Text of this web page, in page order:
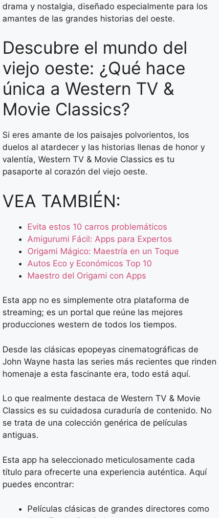
drama y nostalgia, diseñado especialmente para los
amantes de las grandes historias del oeste.
Descubre el mundo del
viejo oeste: ¿Qué hace
única a Western TV &
Movie Classics?
Si eres amante de los paisajes polvorientos, los
duelos al atardecer y las historias llenas de honor y
valentía, Western TV & Movie Classics es tu
pasaporte al corazón del viejo oeste.
VEA TAMBIÉN:
Evita estos 10 carros problemáticos
Amigurumi Fácil: Apps para Expertos
Origami Mágico: Maestría en un Toque
Autos Eco y Económicos Top 10
Maestro del Origami con Apps
Esta app no es simplemente otra plataforma de
streaming; es un portal que reúne las mejores
producciones western de todos los tiempos.
Desde las clásicas epopeyas cinematográficas de
John Wayne hasta las series más recientes que rinden
homenaje a esta fascinante era, todo está aquí.
Lo que realmente destaca de Western TV & Movie
Classics es su cuidadosa curaduría de contenido. No
se trata de una colección genérica de películas
antiguas.
Esta app ha seleccionado meticulosamente cada
título para ofrecerte una experiencia auténtica. Aquí
puedes encontrar:
Películas clásicas de grandes directores como